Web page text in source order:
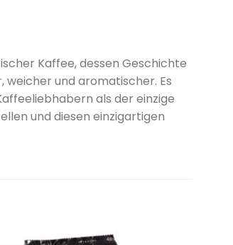
Kaffee, dessen Geschichte
weicher und aromatischer. Es
als der einzige
und diesen einzigartigen